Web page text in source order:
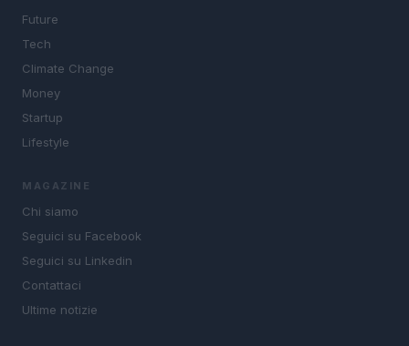
Future
Tech
Climate Change
Money
Startup
Lifestyle
MAGAZINE
Chi siamo
Seguici su Facebook
Seguici su Linkedin
Contattaci
Ultime notizie